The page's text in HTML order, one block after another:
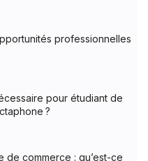
professionnelles
pour étudiant de
?
de commerce : qu’est-ce